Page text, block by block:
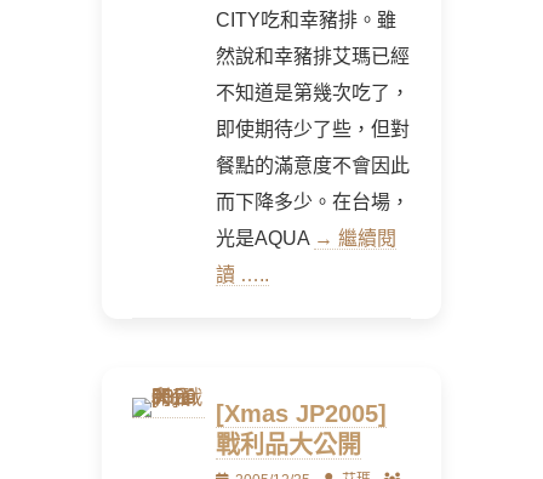
CITY吃和幸豬排。雖
然說和幸豬排艾瑪已經
不知道是第幾次吃了，
即使期待少了些，但對
餐點的滿意度不會因此
而下降多少。在台場，
光是AQUA → 繼續閱
讀 …..
[Xmas JP2005]
戰利品大公開